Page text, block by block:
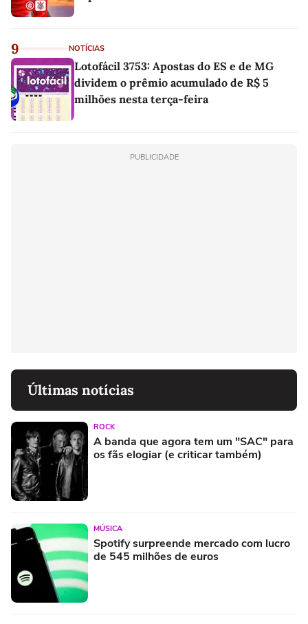
9 NOTÍCIAS
Lotofácil 3753: Apostas do ES e de MG
dividem o prêmio acumulado de R$ 5
milhões nesta terça-feira
PUBLICIDADE
Últimas notícias
ROCK
A banda que agora tem um "SAC" para
os fãs elogiar (e criticar também)
MÚSICA
Spotify surpreende mercado com lucro
de 545 milhões de euros